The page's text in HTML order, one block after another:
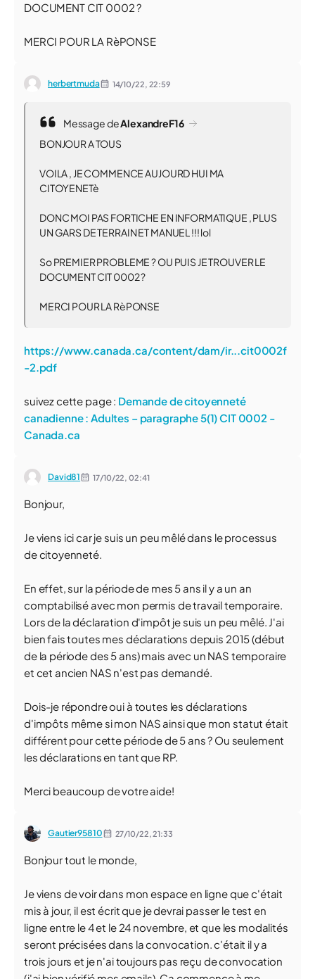
DOCUMENT CIT 0002 ?
MERCI POUR LA RèPONSE
herbertmuda 14/10/22, 22:59
Message deAlexandreF16
BONJOUR A TOUS
VOILA , JE COMMENCE AUJOURD HUI MA
CITOYENETè
DONC MOI PAS FORTICHE EN INFORMATIQUE , PLUS
UN GARS DE TERRAIN ET MANUEL !!! lol
So PREMIER PROBLEME ? OU PUIS JE TROUVER LE
DOCUMENT CIT 0002 ?
MERCI POUR LA RèPONSE
https://www.canada.ca/content/dam/ir...cit0002f
-2.pdf
suivez cette page : Demande de citoyenneté
canadienne : Adultes – paragraphe 5(1) CIT 0002 -
Canada.ca
David81 17/10/22,02:41
Bonjour,
Je viens ici car je suis un peu mêlé dans le processus
de citoyenneté.
En effet, sur la période de mes 5 ans il y a un an
comptabilisé avec mon permis de travail temporaire.
Lors de la déclaration d'impôt je suis un peu mêlé. J'ai
bien fais toutes mes déclarations depuis 2015 (début
de la période des 5 ans) mais avec un NAS temporaire
et cet ancien NAS n'est pas demandé.
Dois-je répondre oui à toutes les déclarations
d'impôts même si mon NAS ainsi que mon statut était
différent pour cette période de 5 ans ? Ou seulement
les déclarations en tant que RP.
Merci beaucoup de votre aide!
Gautier95810 27/10/22,21:33
Bonjour tout le monde,
Je viens de voir dans mon espace en ligne que c'était
mis à jour, il est écrit que je devrai passer le test en
ligne entre le 4 et le 24 novembre, et que les modalités
seront précisées dans la convocation. c'était il y a
trois jours et je n'ai toujours pas reçu de convocation